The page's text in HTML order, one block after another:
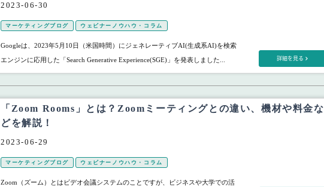
2023-06-30
マーケティングブログ ウェビナーノウハウ・コラム
Googleは、2023年5月10日（米国時間）にジェネレーティブAI(生成系AI)を検索
エンジンに応用した「Search Generative Experience(SGE)」を発表しました...
詳細を見る
「Zoom Rooms」とは？Zoomミーティングとの違い、機材や料金な
どを解説！
2023-06-29
マーケティングブログ ウェビナーノウハウ・コラム
Zoom（ズーム）とはビデオ会議システムのことですが、ビジネスや大学での活